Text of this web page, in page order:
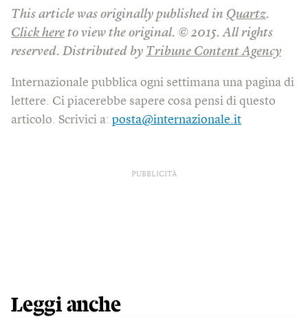
This article was originally published in Quartz.
Click here to view the original. © 2015. All rights
reserved. Distributed by Tribune Content Agency
Internazionale pubblica ogni settimana una pagina di
lettere. Ci piacerebbe sapere cosa pensi di questo
articolo. Scrivici a: posta@internazionale.it
PUBBLICITÀ
Leggi anche